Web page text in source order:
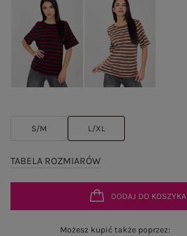
S/M L/XL
TABELA ROZMIARÓW
DODAJ DO KOSZYKA
Możesz kupić także poprzez: